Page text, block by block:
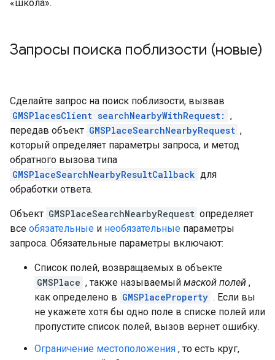
«школа».
Запросы поиска поблизости (новые)
Сделайте запрос на поиск поблизости, вызвав
GMSPlacesClient searchNearbyWithRequest: ,
передав объект GMSPlaceSearchNearbyRequest ,
который определяет параметры запроса, и метод
обратного вызова типа
GMSPlaceSearchNearbyResultCallback для
обработки ответа.
Объект GMSPlaceSearchNearbyRequest определяет
все обязательные и необязательные параметры
запроса. Обязательные параметры включают:
Список полей, возвращаемых в объекте
GMSPlace , также называемый маской полей ,
как определено в GMSPlaceProperty . Если вы
не укажете хотя бы одно поле в списке полей или
пропустите список полей, вызов вернет ошибку.
Ограничение местоположения , то есть круг,